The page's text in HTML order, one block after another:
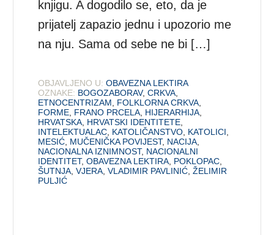
knjigu. A dogodilo se, eto, da je
prijatelj zapazio jednu i upozorio me
na nju. Sama od sebe ne bi […]
OBJAVLJENO U: OBAVEZNA LEKTIRA
OZNAKE: BOGOZABORAV,CRKVA
ETNOCENTRIZAM
FOLKLORNA CRKVA
FORME FRANO PRCELA HIJERARHIJA
HRVATSKA HRVATSKI IDENTITETE
INTELEKTUALAC KATOLIČANSTVO KATOLICI
MESIĆ MUČENIČKA POVIJEST, NACIJA
NACIONALNA IZNIMNOST, NACIONALNI
IDENTITET,OBAVEZNA LEKTIRA POKLOPAC
ŠUTNJA ,VJERA ,VLADIMIR PAVLINIĆ ,ŽELIMIR
PULJIĆ